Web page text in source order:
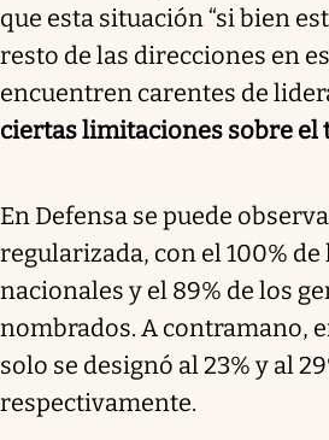
que esta situación “si bien
resto de las direcciones en
encuentren carentes de
ciertas limitaciones sobre el
En Defensa se puede
regularizada, con el 100%
nacionales y el 89% de los
nombrados. A contramano,
solo se designó al 23% y al
respectivamente.